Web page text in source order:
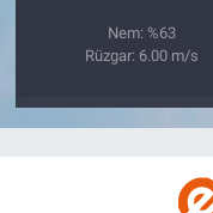
Nem: %63
Rüzgar: 6.00 m/s